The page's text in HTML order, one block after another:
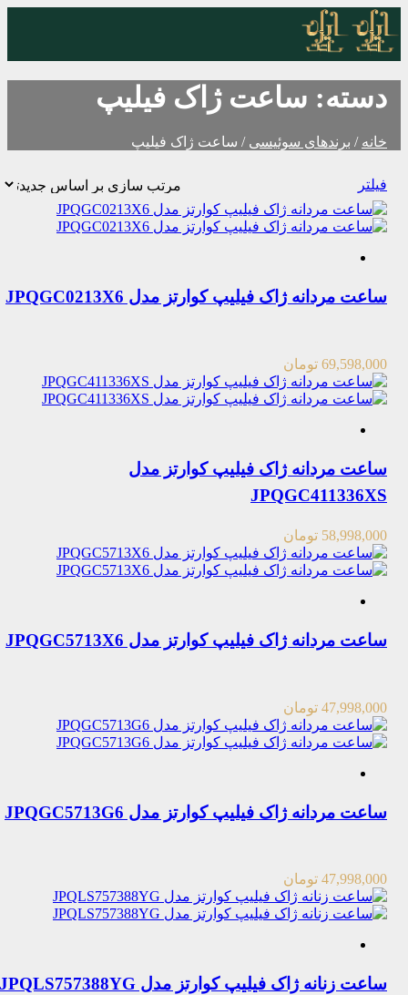
دسته: ساعت ژاک فیلیپ
خانه / برند‌های سوئیسی / ساعت ژاک فیلیپ
فیلتر
ساعت مردانه ژاک فیلیپ کوارتز مدل JPQGC0213X6
69,598,000 تومان
ساعت مردانه ژاک فیلیپ کوارتز مدل
JPQGC411336XS
58,998,000 تومان
ساعت مردانه ژاک فیلیپ کوارتز مدل JPQGC5713X6
47,998,000 تومان
ساعت مردانه ژاک فیلیپ کوارتز مدل JPQGC5713G6
47,998,000 تومان
ساعت زنانه ژاک فیلیپ کوارتز مدل JPQLS757388YG